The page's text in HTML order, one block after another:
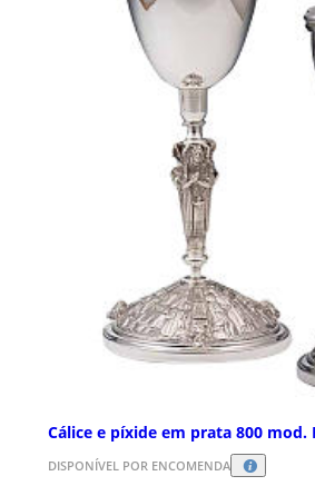
Cálice e píxide em prata 800 mod.
DISPONÍVEL POR ENCOMENDA